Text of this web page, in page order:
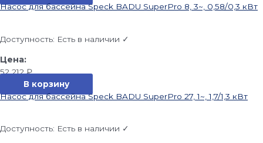
Насос для бассейна Speck BADU SuperPro 8, 3~, 0,58/0,3 кВт
Доступность: Есть в наличии ✓
52 212₽
В корзину
Насос для бассейна Speck BADU SuperPro 27, 1~, 1,7/1,3 кВт
Доступность: Есть в наличии ✓